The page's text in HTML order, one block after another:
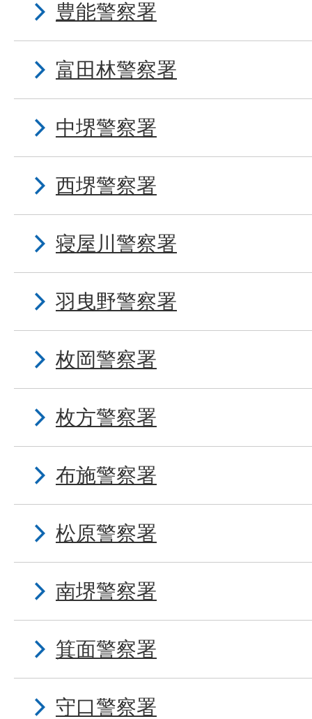
豊能警察署
富田林警察署
中堺警察署
西堺警察署
寝屋川警察署
羽曳野警察署
枚岡警察署
枚方警察署
布施警察署
松原警察署
南堺警察署
箕面警察署
守口警察署